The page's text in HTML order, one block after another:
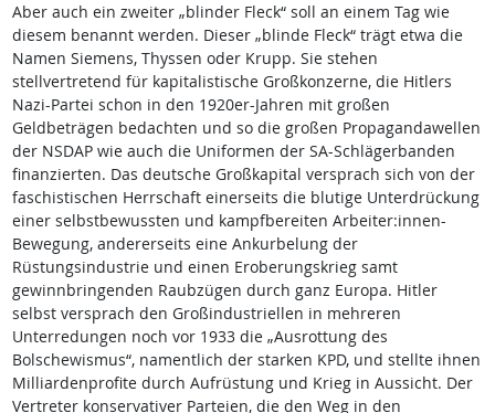
Aber auch ein zweiter „blinder Fleck“ soll an einem Tag wie
diesem benannt werden. Dieser „blinde Fleck“ trägt etwa die
Namen Siemens, Thyssen oder Krupp. Sie stehen
stellvertretend für kapitalistische Großkonzerne, die Hitlers
Nazi-Partei schon in den 1920er-Jahren mit großen
Geldbeträgen bedachten und so die großen Propagandawellen
der NSDAP wie auch die Uniformen der SA-Schlägerbanden
finanzierten. Das deutsche Großkapital versprach sich von der
faschistischen Herrschaft einerseits die blutige Unterdrückung
einer selbstbewussten und kampfbereiten Arbeiter:innen-
Bewegung, andererseits eine Ankurbelung der
Rüstungsindustrie und einen Eroberungskrieg samt
gewinnbringenden Raubzügen durch ganz Europa. Hitler
selbst versprach den Großindustriellen in mehreren
Unterredungen noch vor 1933 die „Ausrottung des
Bolschewismus“, namentlich der starken KPD, und stellte ihnen
Milliardenprofite durch Aufrüstung und Krieg in Aussicht. Der
Vertreter konservativer Parteien, die den Weg in den